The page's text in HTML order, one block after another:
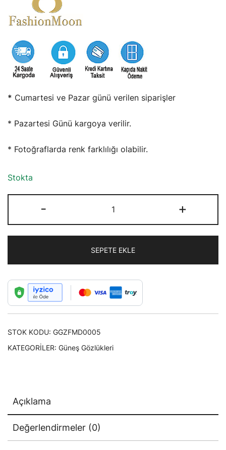
* Cumartesi ve Pazar günü verilen siparişler
* Pazartesi Günü kargoya verilir.
* Fotoğraflarda renk farklılığı olabilir.
Stokta
-
Moon
Vintege
Küçük
Dikdörtgen
Çerçeveli
Trendy
Turuncu
Gözlüğü
+
SEPETE EKLE
STOK KODU: GGZFMD0005
KATEGORILER: Güneş Gözlükleri
Açıklama
Değerlendirmeler (0)